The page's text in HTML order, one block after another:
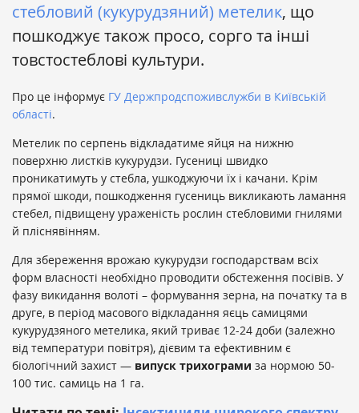
стебловий (кукурудзяний) метелик, що
пошкоджує також просо, сорго та інші
товстостеблові культури.
Про це інформує ГУ Держпродспоживслужби в Київській
області.
Метелик по серпень відкладатиме яйця на нижню
поверхню листків кукурудзи. Гусениці швидко
проникатимуть у стебла, ушкоджуючи їх і качани. Крім
прямої шкоди, пошкодження гусениць викликають ламання
стебел, підвищену ураженість рослин стебловими гнилями
й пліснявінням.
Для збереження врожаю кукурудзи господарствам всіх
форм власності необхідно проводити обстеження посівів. У
фазу викидання волоті – формування зерна, на початку та в
друге, в період масового відкладання яєць самицями
кукурудзяного метелика, який триває 12-24 доби (залежно
від температури повітря), дієвим та ефективним є
біологічний захист — випуск трихограми за нормою 50-
100 тис. самиць на 1 га.